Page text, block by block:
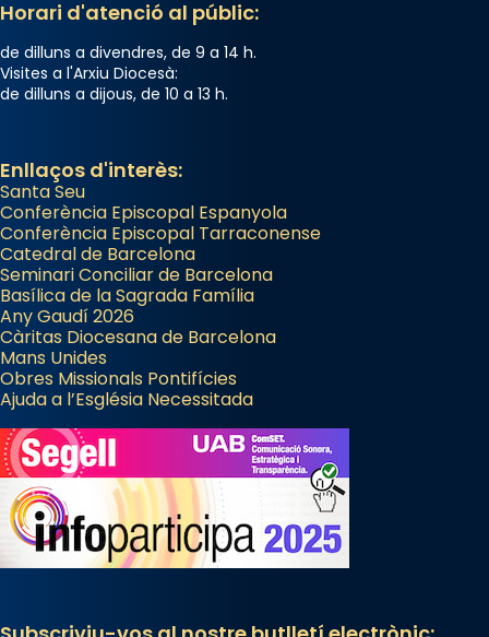
Horari d'atenció al públic:
de dilluns a divendres, de 9 a 14 h.
Visites a l'Arxiu Diocesà:
de dilluns a dijous, de 10 a 13 h.
Enllaços d'interès:
Santa Seu
Conferència Episcopal Espanyola
Conferència Episcopal Tarraconense
Catedral de Barcelona
Seminari Conciliar de Barcelona
Basílica de la Sagrada Família
Any Gaudí 2026
Càritas Diocesana de Barcelona
Mans Unides
Obres Missionals Pontifícies
Ajuda a l’Església Necessitada